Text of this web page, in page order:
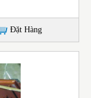
Đặt Hàng